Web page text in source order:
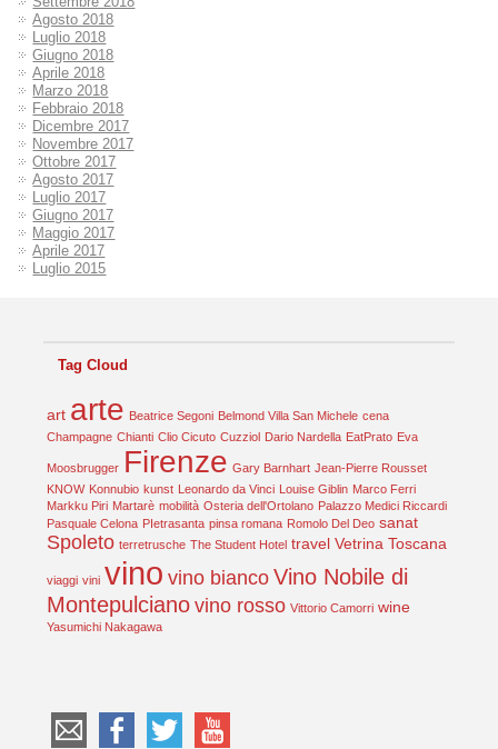
Agosto 2018
Luglio 2018
Giugno 2018
Aprile 2018
Marzo 2018
Febbraio 2018
Dicembre 2017
Novembre 2017
Ottobre 2017
Agosto 2017
Luglio 2017
Giugno 2017
Maggio 2017
Aprile 2017
Luglio 2015
Tag Cloud
art arte Beatrice Segoni Belmond Villa San Michele cena
Champagne Chianti Clio Cicuto Cuzziol Dario Nardella EatPrato Eva
Moosbrugger Firenze Gary Barnhart Jean-Pierre Rousset
KNOW Konnubio kunst Leonardo da Vinci Louise Giblin Marco Ferri
Markku Piri Martarè mobilità Osteria dell'Ortolano Palazzo Medici Riccardi
Pasquale Celona PIetrasanta pinsa romana Romolo Del Deo sanat
Spoleto terretrusche The Student Hotel travel Vetrina Toscana
viaggi vini vino vino bianco Vino Nobile di
Montepulciano vino rosso Vittorio Camorri wine
Yasumichi Nakagawa